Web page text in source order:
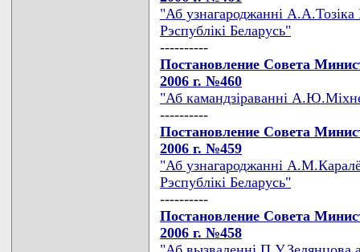
"Аб узнагароджаннi А.А.Тозiка
Рэспублiкi Беларусь"
----------
Постановление Совета
2006 г. №460
"Аб камандзiраваннi
----------
Постановление Совета
2006 г. №459
"Аб узнагароджаннi
Рэспублiкi Беларусь"
----------
Постановление Совета
2006 г. №458